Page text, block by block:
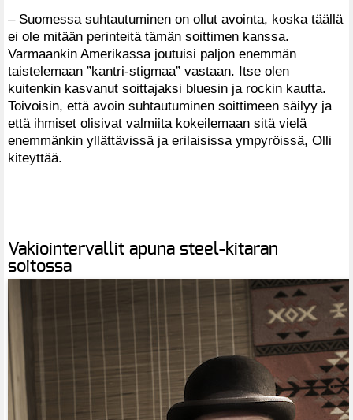
– Suomessa suhtautuminen on ollut avointa, koska täällä
ei ole mitään perinteitä tämän soittimen kanssa.
Varmaankin Amerikassa joutuisi paljon enemmän
taistelemaan ”kantri-stigmaa” vastaan. Itse olen
kuitenkin kasvanut soittajaksi bluesin ja rockin kautta.
Toivoisin, että avoin suhtautuminen soittimeen säilyy ja
että ihmiset olisivat valmiita kokeilemaan sitä vielä
enemmänkin yllättävissä ja erilaisissa ympyröissä, Olli
kiteyttää.
Vakiointervallit apuna steel-kitaran
soitossa